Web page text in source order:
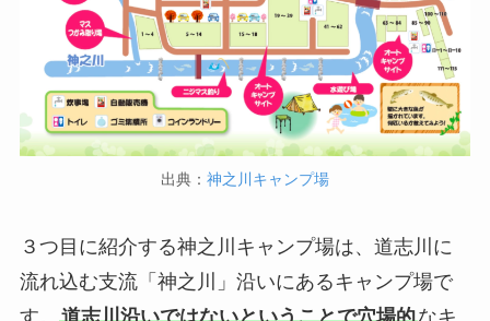
出典： 神之川キャンプ場
３つ目に紹介する神之川キャンプ場は、道志川に
流れ込む支流「神之川」沿いにあるキャンプ場で
す。 道志川沿いではないということで穴場的なキ